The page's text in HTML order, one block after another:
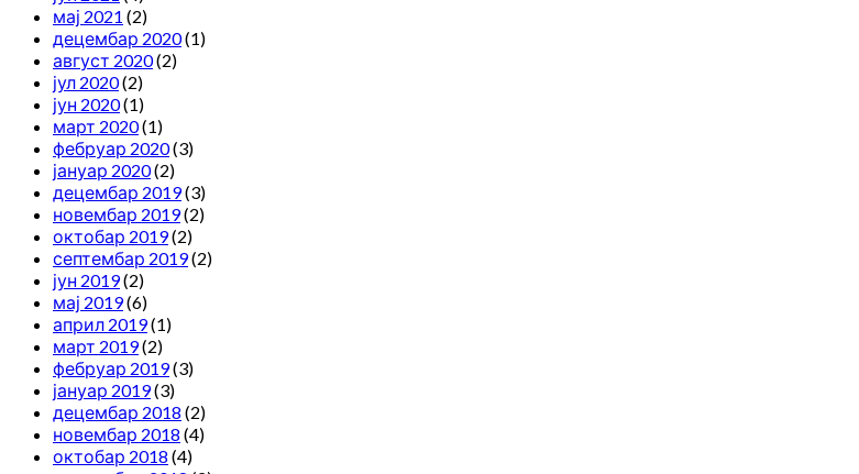
мај 2021 (2)
децембар 2020(1)
август 2020(2)
јул 2020(2)
јун 2020(1)
март 2020(1)
фебруар 2020(3)
јануар 2020(2)
децембар 2019(3)
новембар 2019(2)
октобар 2019(2)
септембар 2019(2)
јун 2019(2)
мај 2019(6)
април 2019(1)
март 2019(2)
фебруар 2019(3)
јануар 2019(3)
децембар 2018 (2)
новембар 2018 (4)
октобар 2018 (4)